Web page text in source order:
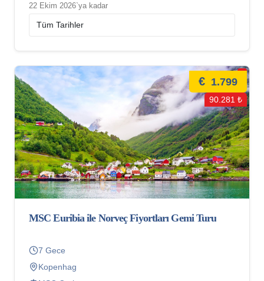
22 Ekim 2026`ya kadar
€ 1.799
90.281 ₺
MSC Euribia ile Norveç Fiyortları Gemi Turu
7 Gece
Kopenhag